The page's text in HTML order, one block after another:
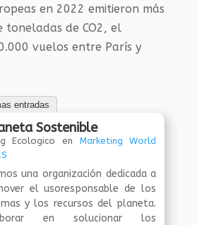
en 2022 emitieron más
toneladas de CO2, el
vuelos entre París y
entradas
Sostenible
Ecologico en Marketing World
una organización dedicada a
el usoresponsable de los
y los recursos del planeta.
en solucionar los